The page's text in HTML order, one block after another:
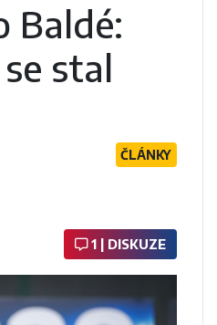
Baldé:
stal
ČLÁNKY
1 | DISKUZE